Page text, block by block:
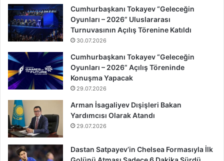
Cumhurbaşkanı Tokayev “Geleceğin
Oyunları – 2026” Uluslararası
Turnuvasının Açılış Törenine Katıldı
30.07.2026
Cumhurbaşkanı Tokayev “Geleceğin
Oyunları – 2026” Açılış Töreninde
Konuşma Yapacak
29.07.2026
Arman İsagaliyev Dışişleri Bakan
Yardımcısı Olarak Atandı
29.07.2026
Dastan Satpayev’in Chelsea Formasıyla İlk